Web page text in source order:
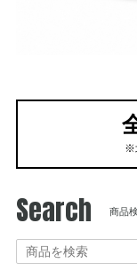
※
Search 商品